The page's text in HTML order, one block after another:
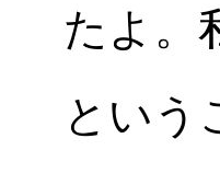
たよ。
という